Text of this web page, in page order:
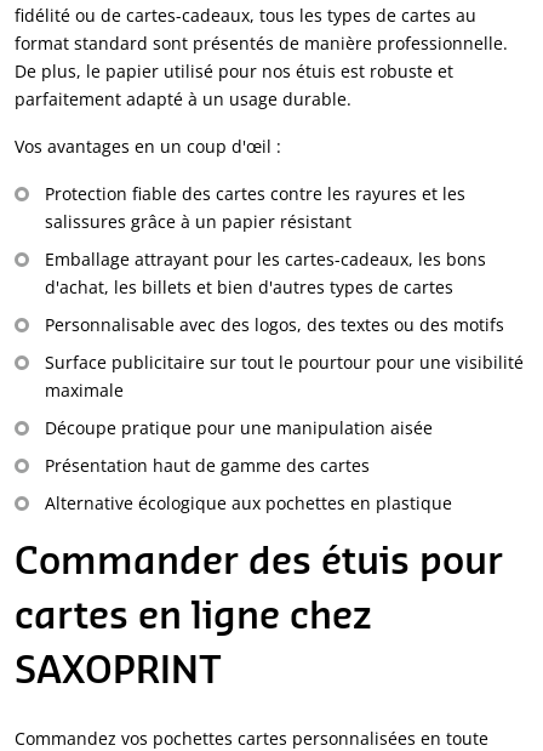
fidélité ou de cartes-cadeaux, tous les types de cartes au
format standard sont présentés de manière professionnelle.
De plus, le papier utilisé pour nos étuis est robuste et
parfaitement adapté à un usage durable.
Vos avantages en un coup d'œil :
Protection fiable des cartes contre les rayures et les
salissures grâce à un papier résistant
Emballage attrayant pour les cartes-cadeaux, les bons
d'achat, les billets et bien d'autres types de cartes
Personnalisable avec des logos, des textes ou des motifs
Surface publicitaire sur tout le pourtour pour une visibilité
maximale
Découpe pratique pour une manipulation aisée
Présentation haut de gamme des cartes
Alternative écologique aux pochettes en plastique
Commander des étuis pour
cartes en ligne chez
SAXOPRINT
Commandez vos pochettes cartes personnalisées en toute